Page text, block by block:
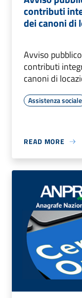
contributi
dei canoni di
Avviso
contributi
canoni di
Assistenza sociale
READ MORE